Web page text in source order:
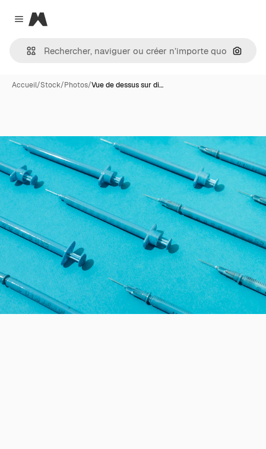
Close menu
Magnific
Accueil/Stock/Photos/Vue de dessus sur di…